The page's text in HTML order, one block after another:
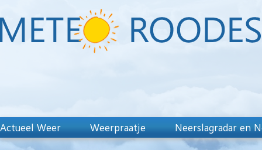
Actueel Weer Weerpraatje Neerslagradar en